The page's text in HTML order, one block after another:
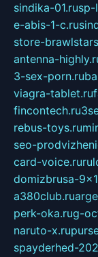
sindika-01.rusp-
e-abis-1-c.ru
store-
antenna-
3-sex-porn.ru
viagra-tablet.ru
fincontech.ru
rebus-toys.ru
seo-
card-voice.ru
domizbrusa-
a380club.ru
perk-oka.rug-
naruto-x.ru
spayderhed-